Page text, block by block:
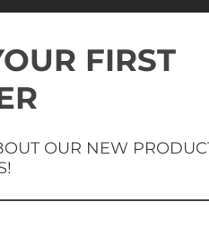
E
senza sforzo
sicurezza è fondamentale, per
sono completamente
la sicurezza dell’allenamento,
FIRST
OUR NEW